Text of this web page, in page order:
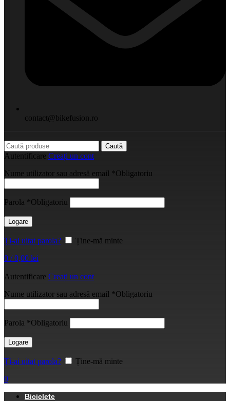
contact@bikefusion.ro
Caută
Autentificare Creați un cont
Nume utilizator sau adresă email *Obligatoriu
Parola *Obligatoriu
Logare
Ți-ai uitat parola?
Ține-mă minte
0 / 0,00 lei
Autentificare Creați un cont
Nume utilizator sau adresă email *Obligatoriu
Parola *Obligatoriu
Logare
Ți-ai uitat parola?
Ține-mă minte
0
Biciclete